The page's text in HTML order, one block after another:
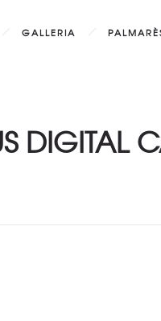
GALLERIA
DIGITAL